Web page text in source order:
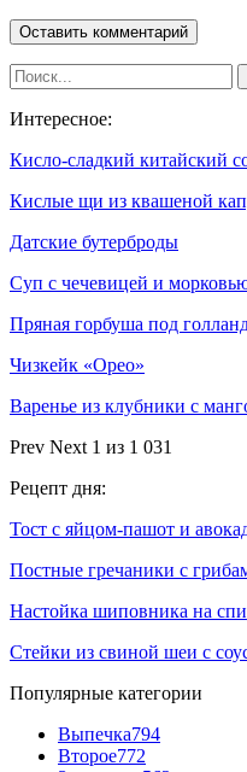
Интересное:
Кисло-сладкий китайский
Кислые щи из квашеной
Датские бутерброды
Суп с чечевицей и
Пряная горбуша под
Чизкейк «Орео»
Варенье из клубники с
Prev Next 1 из 1 031
Рецепт дня:
Тост с яйцом-пашот и
Постные гречаники с
Настойка шиповника на
Стейки из свиной шеи с
Популярные категории
Выпечка794
Второе772